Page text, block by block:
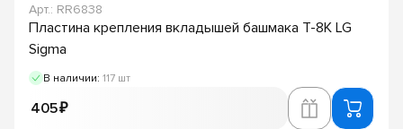
Арт.: RR6838
Пластина крепления вкладышей башмака T-8K LG
Sigma
В наличии: 117 шт
405 ₽